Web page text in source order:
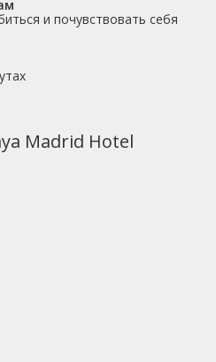
и почувствовать себя
Madrid Hotel